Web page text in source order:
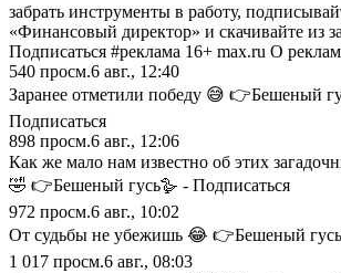
забрать инструменты в работу,
«Финансовый директор» и скачивайте из
Подписаться #реклама 16+ max.ru О
540 просм.6 авг., 12:40
Заранее отметили победу 😅 👉Бешеный
Подписаться
898 просм.6 авг., 12:06
Как же мало нам известно об этих
🤣 👉Бешеный гусь🪿 - Подписаться
972 просм.6 авг., 10:02
От судьбы не убежишь 😂 👉Бешеный
1 017 просм.6 авг., 08:03